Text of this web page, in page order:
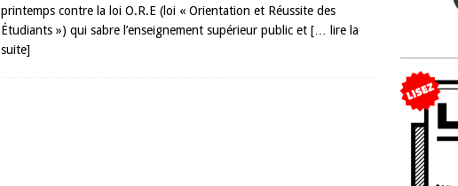
printemps contre la loi O.R.E (loi « Orientation et Réussite des
Étudiants ») qui sabre l’enseignement supérieur public et [… lire la
suite]